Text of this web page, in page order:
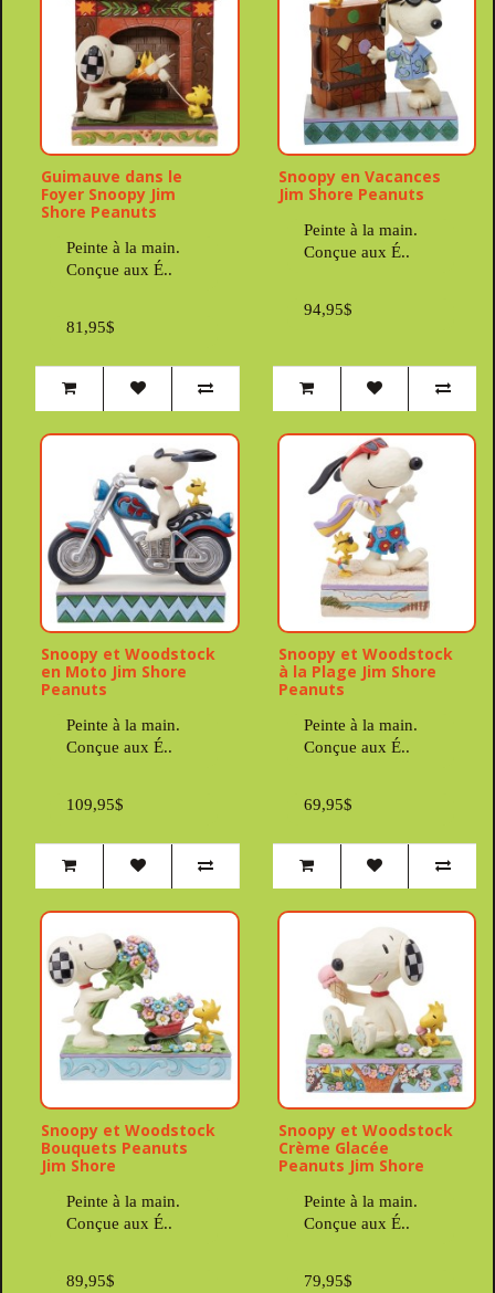
Guimauve dans le
Foyer Snoopy Jim
Shore Peanuts
Peinte à la main.
Conçue aux É..
81,95$
Snoopy en Vacances
Jim Shore Peanuts
Peinte à la main.
Conçue aux É..
94,95$
Snoopy et Woodstock
en Moto Jim Shore
Peanuts
Peinte à la main.
Conçue aux É..
109,95$
Snoopy et Woodstock
à la Plage Jim Shore
Peanuts
Peinte à la main.
Conçue aux É..
69,95$
Snoopy et Woodstock
Bouquets Peanuts
Jim Shore
Peinte à la main.
Conçue aux É..
89,95$
Snoopy et Woodstock
Crème Glacée
Peanuts Jim Shore
Peinte à la main.
Conçue aux É..
79,95$